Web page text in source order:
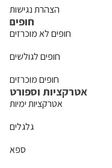
הצהרת נגישות
חופים
חופים לא מוכרזים
חופים לגולשים
חופים מוכרזים
אטרקציות וספורט
אטרקציות ימיות
גלגלים
ספא